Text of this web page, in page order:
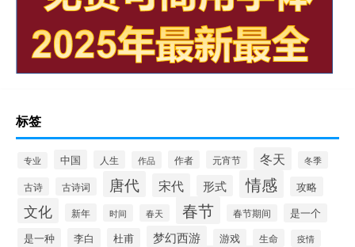
标签
专业 中国 人生 作品 作者 元宵节 冬天 冬季
古诗 古诗词 唐代 宋代 形式 情感 攻略
文化 新年 时间 春天 春节 春节期间 是一个
是一种 李白 杜甫 梦幻西游 游戏 生命 疫情